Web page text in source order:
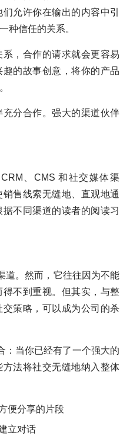
允许你在输出的内容中引
种信任的关系。
，合作的请求就会更容易
的故事创意，将你的产品
分合作。强大的渠道伙伴
、CMS 和社交媒体渠
售线索无缝地、直观地通
不同渠道的读者的阅读习
道。然而，它往往因为不能
不到重视。但其实，与整
策略，可以成为公司的杀
：当你已经有了一个强大的
法将社交无缝地纳入整体
便分享的片段
立对话